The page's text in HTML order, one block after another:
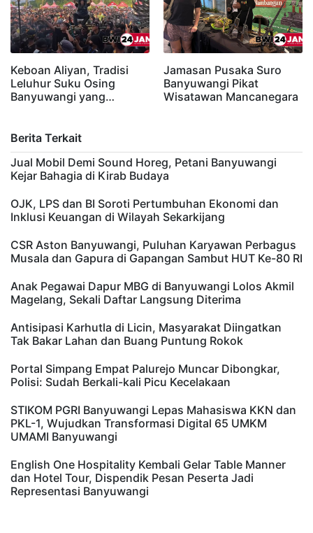
Keboan Aliyan, Tradisi
Leluhur Suku Osing
Banyuwangi yang…
Jamasan Pusaka Suro
Banyuwangi Pikat
Wisatawan Mancanegara
Berita Terkait
Jual Mobil Demi Sound Horeg, Petani Banyuwangi
Kejar Bahagia di Kirab Budaya
OJK, LPS dan BI Soroti Pertumbuhan Ekonomi dan
Inklusi Keuangan di Wilayah Sekarkijang
CSR Aston Banyuwangi, Puluhan Karyawan Perbagus
Musala dan Gapura di Gapangan Sambut HUT Ke-80 RI
Anak Pegawai Dapur MBG di Banyuwangi Lolos Akmil
Magelang, Sekali Daftar Langsung Diterima
Antisipasi Karhutla di Licin, Masyarakat Diingatkan
Tak Bakar Lahan dan Buang Puntung Rokok
Portal Simpang Empat Palurejo Muncar Dibongkar,
Polisi: Sudah Berkali-kali Picu Kecelakaan
STIKOM PGRI Banyuwangi Lepas Mahasiswa KKN dan
PKL-1, Wujudkan Transformasi Digital 65 UMKM
UMAMI Banyuwangi
English One Hospitality Kembali Gelar Table Manner
dan Hotel Tour, Dispendik Pesan Peserta Jadi
Representasi Banyuwangi